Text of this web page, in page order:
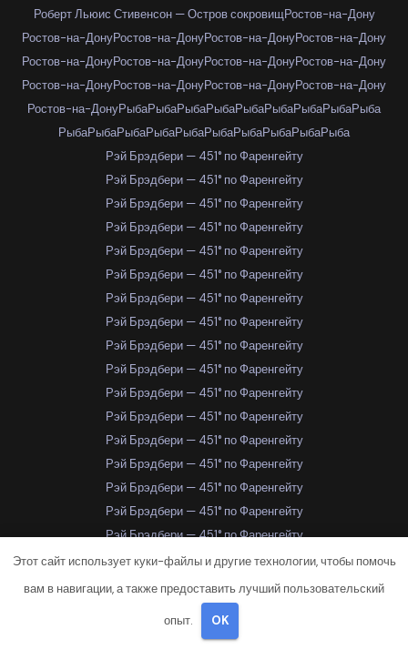
Роберт Льюис Стивенсон — Остров сокровищРостов-на-Дону
Ростов-на-ДонуРостов-на-ДонуРостов-на-ДонуРостов-на-Дону
Ростов-на-ДонуРостов-на-ДонуРостов-на-ДонуРостов-на-Дону
Ростов-на-ДонуРостов-на-ДонуРостов-на-ДонуРостов-на-Дону
Ростов-на-ДонуРыбаРыбаРыбаРыбаРыбаРыбаРыбаРыбаРыба
РыбаРыбаРыбаРыбаРыбаРыбаРыбаРыбаРыбаРыба
Рэй Брэдбери — 451° по Фаренгейту
Рэй Брэдбери — 451° по Фаренгейту
Рэй Брэдбери — 451° по Фаренгейту
Рэй Брэдбери — 451° по Фаренгейту
Рэй Брэдбери — 451° по Фаренгейту
Рэй Брэдбери — 451° по Фаренгейту
Рэй Брэдбери — 451° по Фаренгейту
Рэй Брэдбери — 451° по Фаренгейту
Рэй Брэдбери — 451° по Фаренгейту
Рэй Брэдбери — 451° по Фаренгейту
Рэй Брэдбери — 451° по Фаренгейту
Рэй Брэдбери — 451° по Фаренгейту
Рэй Брэдбери — 451° по Фаренгейту
Рэй Брэдбери — 451° по Фаренгейту
Рэй Брэдбери — 451° по Фаренгейту
Рэй Брэдбери — 451° по Фаренгейту
Рэй Брэдбери — 451° по Фаренгейту
Рэй Брэдбери — 451° по Фаренгейту
Рэй Брэдбери — 451° по Фаренгейту
Рэй Брэдбери — 451° по Фаренгейту
Рэй Брэдбери — 451° по Фаренгейту
Этот сайт использует куки-файлы и другие технологии, чтобы помочь
вам в навигации, а также предоставить лучший пользовательский
опыт. OK